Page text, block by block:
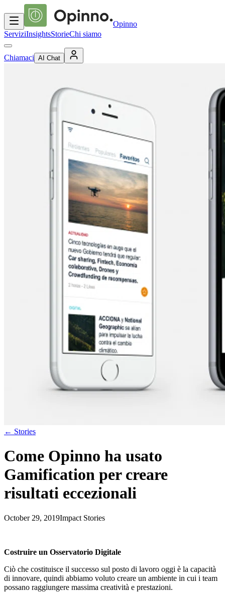
Opinno
ServiziInsightsStorieChi siamo
Chiamaci AI Chat
← Stories
Come Opinno ha usato
Gamification per creare
risultati eccezionali
October 29, 2019Impact Stories
Costruire un Osservatorio Digitale
Ciò che costituisce il successo sul posto di lavoro oggi è la capacità
di innovare, quindi abbiamo voluto creare un ambiente in cui i team
possano raggiungere massima creatività e prestazioni.